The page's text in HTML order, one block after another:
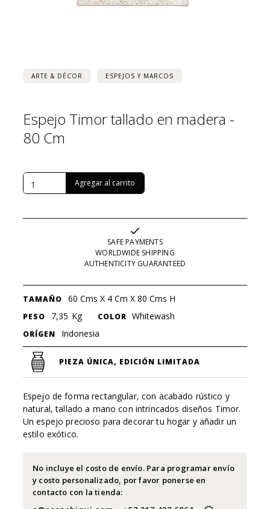
ARTE & DÉCOR ESPEJOS Y MARCOS
Espejo Timor tallado en madera -
80 Cm
SAFE PAYMENTS
WORLDWIDE SHIPPING
AUTHENTICITY GUARANTEED
TAMAÑO 60 Cms X 4 Cm X 80 Cms H
PESO 7,35 Kg COLOR Whitewash
ORÍGEN Indonesia
PIEZA ÚNICA, EDICIÓN LIMITADA
Espejo de forma rectangular, con acabado rústico y
natural, tallado a mano con intrincados diseños Timor.
Un espejo precioso para decorar tu hogar y añadir un
estilo exótico.
No incluye el costo de envío. Para programar envío
y costo personalizado, por favor ponerse en
contacto con la tienda: